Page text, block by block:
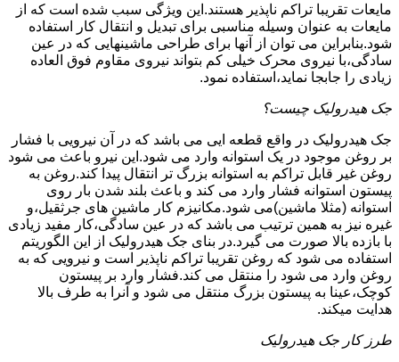
مایعات تقریبا تراکم ناپذیر هستند.این ویژگی سبب شده است که از
مایعات به عنوان وسیله مناسبی برای تبدیل و انتقال کار استفاده
شود.بنابراین می توان از آنها برای طراحی ماشینهایی که در عین
سادگی،با نیروی محرک خیلی کم بتواند نیروی مقاوم فوق العاده
زیادی را جابجا نماید،استفاده نمود.
جک هیدرولیک چیست؟
جک هیدرولیک در واقع قطعه ایی می باشد که در آن نیرویی با فشار
بر روغن موجود در یک استوانه وارد می شود.این نیرو باعث می شود
روغن غیر قابل تراکم به استوانه بزرگ تر انتقال پیدا کند.روغن به
پیستون استوانه فشار وارد می کند و باعث بلند شدن بار روی
استوانه (مثلا ماشین)می شود.مکانیزم کار ماشین های جرثقیل،و
غیره نیز به همین ترتیب می باشد که در عین سادگی،کار مفید زیادی
با بازده بالا صورت می گیرد.در بنای جک هیدرولیک از این الگوریتم
استفاده می شود که روغن تقریبا تراکم ناپذیر است و نیرویی که به
روغن وارد می شود را منتقل می کند.فشار وارد بر پیستون
کوچک،عینا به پیستون بزرگ منتقل می شود و آنرا به طرف بالا
هدایت میکند.
طرز کار جک هیدرولیک